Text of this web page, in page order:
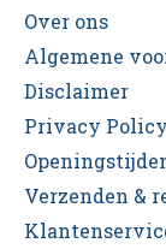
Over ons
Algemene
Disclaimer
Privacy Policy
Verzenden &